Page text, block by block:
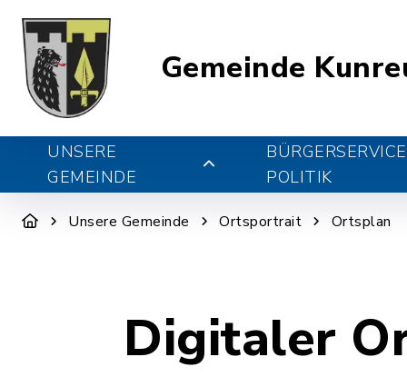
Gemeinde
UNSERE
GEMEINDE
POLITIK
Unsere Gemeinde Ortsportrait Ortsplan
Digitaler